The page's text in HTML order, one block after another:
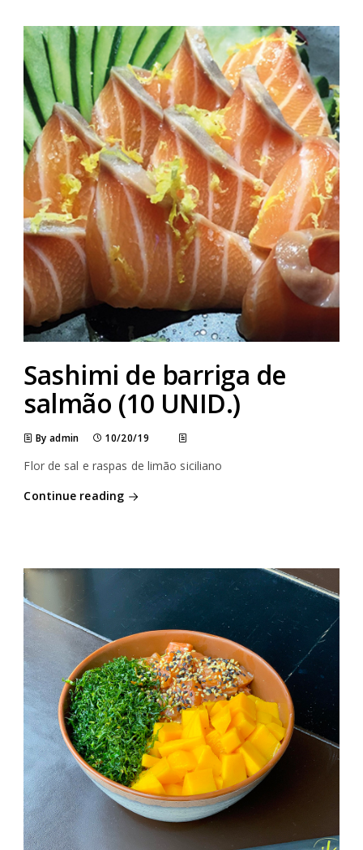
Sashimi de barriga de
salmão (10 UNID.)
By admin 10/20/19
Flor de sal e raspas de limão siciliano
Continue reading